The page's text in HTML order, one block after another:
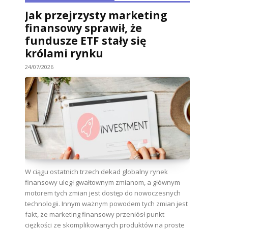
Jak przejrzysty marketing
finansowy sprawił, że
fundusze ETF stały się
królami rynku
24/07/2026
W ciągu ostatnich trzech dekad globalny rynek
finansowy uległ gwałtownym zmianom, a głównym
motorem tych zmian jest dostęp do nowoczesnych
technologii. Innym ważnym powodem tych zmian jest
fakt, że marketing finansowy przeniósł punkt
ciężkości ze skomplikowanych produktów na proste